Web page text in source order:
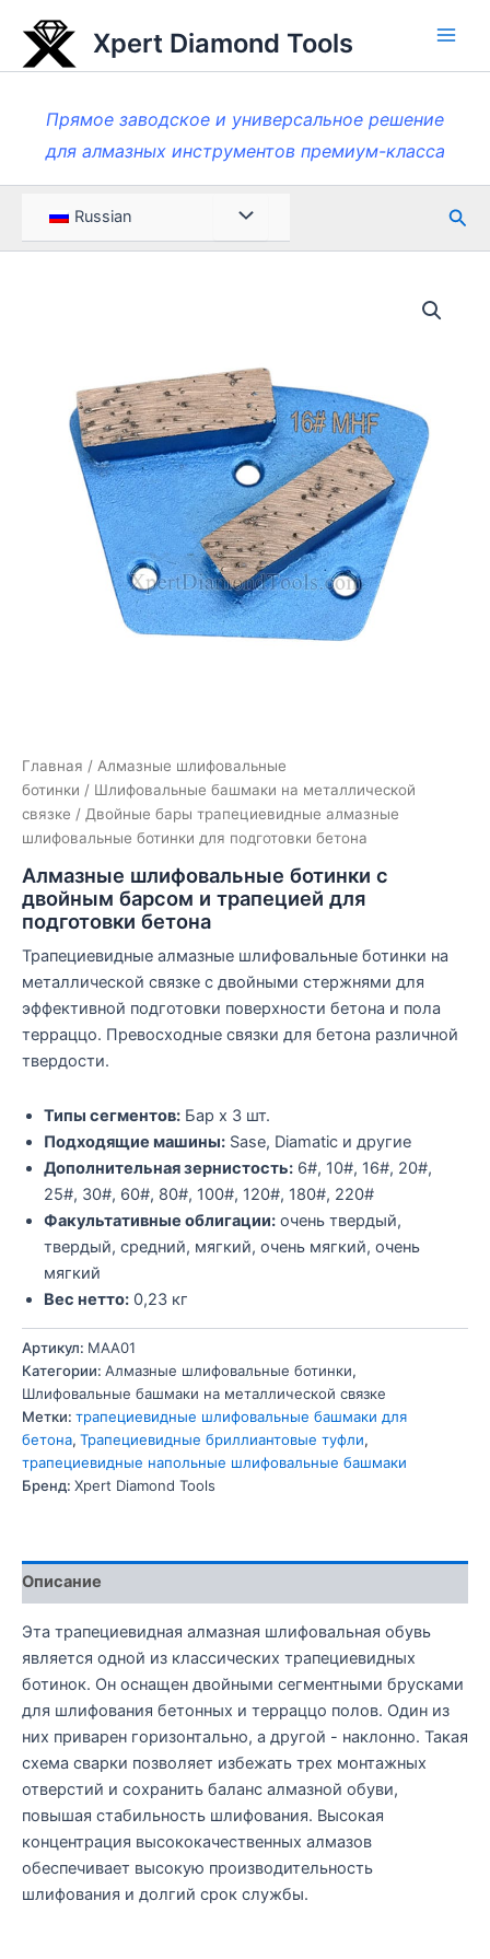
содержанию
Xpert Diamond Tools
Прямое заводское и универсальное решение
для алмазных инструментов премиум-класса
Russian Меню
Главная / Алмазные шлифовальные
ботинки / Шлифовальные башмаки на металлической
связке / Двойные бары трапециевидные алмазные
шлифовальные ботинки для подготовки бетона
Алмазные шлифовальные ботинки с
двойным барсом и трапецией для
подготовки бетона
Трапециевидные алмазные шлифовальные ботинки на
металлической связке с двойными стержнями для
эффективной подготовки поверхности бетона и пола
терраццо. Превосходные связки для бетона различной
твердости.
Типы сегментов: Бар x 3 шт.
Подходящие машины: Sase, Diamatic и другие
Дополнительная зернистость: 6#, 10#, 16#, 20#,
25#, 30#, 60#, 80#, 100#, 120#, 180#, 220#
Факультативные облигации: очень твердый,
твердый, средний, мягкий, очень мягкий, очень
мягкий
Вес нетто: 0,23 кг
Артикул: MAA01
Категории: Алмазные шлифовальные ботинки,
Шлифовальные башмаки на металлической связке
Метки: трапециевидные шлифовальные башмаки для
бетона, Трапециевидные бриллиантовые туфли,
трапециевидные напольные шлифовальные башмаки
Бренд: Xpert Diamond Tools
Описание
Эта трапециевидная алмазная шлифовальная обувь
является одной из классических трапециевидных
ботинок. Он оснащен двойными сегментными брусками
для шлифования бетонных и терраццо полов. Один из
них приварен горизонтально, а другой - наклонно. Такая
схема сварки позволяет избежать трех монтажных
отверстий и сохранить баланс алмазной обуви,
повышая стабильность шлифования. Высокая
концентрация высококачественных алмазов
обеспечивает высокую производительность
шлифования и долгий срок службы.